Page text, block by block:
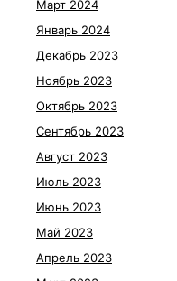
Март 2024
Январь 2024
Декабрь 2023
Ноябрь 2023
Октябрь 2023
Сентябрь 2023
Август 2023
Июль 2023
Июнь 2023
Май 2023
Апрель 2023